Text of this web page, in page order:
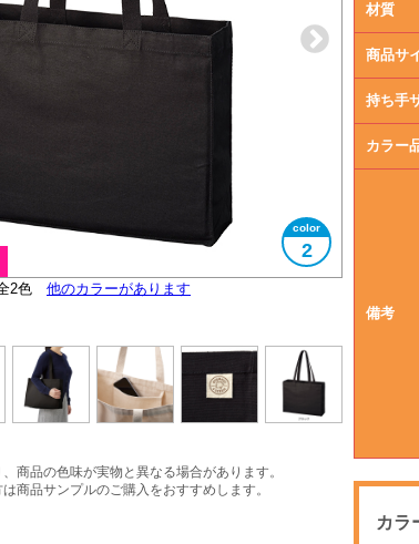
2色 他のカラーがあります
2
B4サイズ対応
大きさイメージ
内ポケット付
ーガニックコットンマーク付
商品の色味が実物と異なる場合があります。
商品サンプルのご購入をおすすめします。
材質
商品サ
持ち手
カラー
備考
カラ